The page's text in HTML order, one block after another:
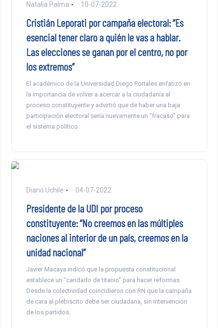
Natalia Palma 10-07-2022
Cristián Leporati por campaña electoral: “Es
esencial tener claro a quién le vas a hablar.
Las elecciones se ganan por el centro, no por
los extremos”
El académico de la Universidad Diego Portales enfatizó en
la importancia de volver a acercar a la ciudadanía al
proceso constituyente y advirtió que de haber una baja
participación electoral sería nuevamente un “fracaso” para
el sistema político.
Diario Uchile 04-07-2022
Presidente de la UDI por proceso
constituyente: “No creemos en las múltiples
naciones al interior de un país, creemos en la
unidad nacional”
Javier Macaya indicó que la propuesta constitucional
establece un “candado de titanio” para hacer reformas.
Desde la colectividad coincidieron con RN que la campaña
de cara al plebiscito debe ser ciudadana, sin intervención
de los partidos.